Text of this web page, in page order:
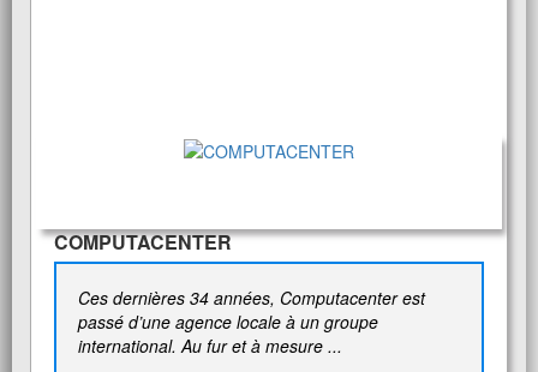
COMPUTACENTER
Ces dernières 34 années, Computacenter est
passé d’une agence locale à un groupe
international. Au fur et à mesure ...